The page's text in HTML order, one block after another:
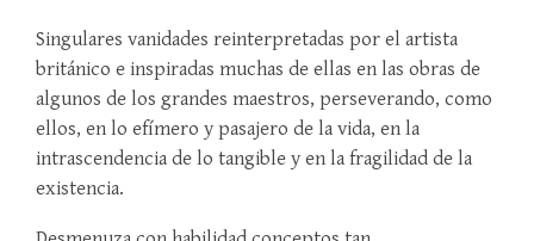
Singulares vanidades reinterpretadas por el artista
británico e inspiradas muchas de ellas en las obras de
algunos de los grandes maestros, perseverando, como
ellos, en lo efímero y pasajero de la vida, en la
intrascendencia de lo tangible y en la fragilidad de la
existencia.